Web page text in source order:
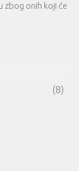
zbog onih koji će
(8)